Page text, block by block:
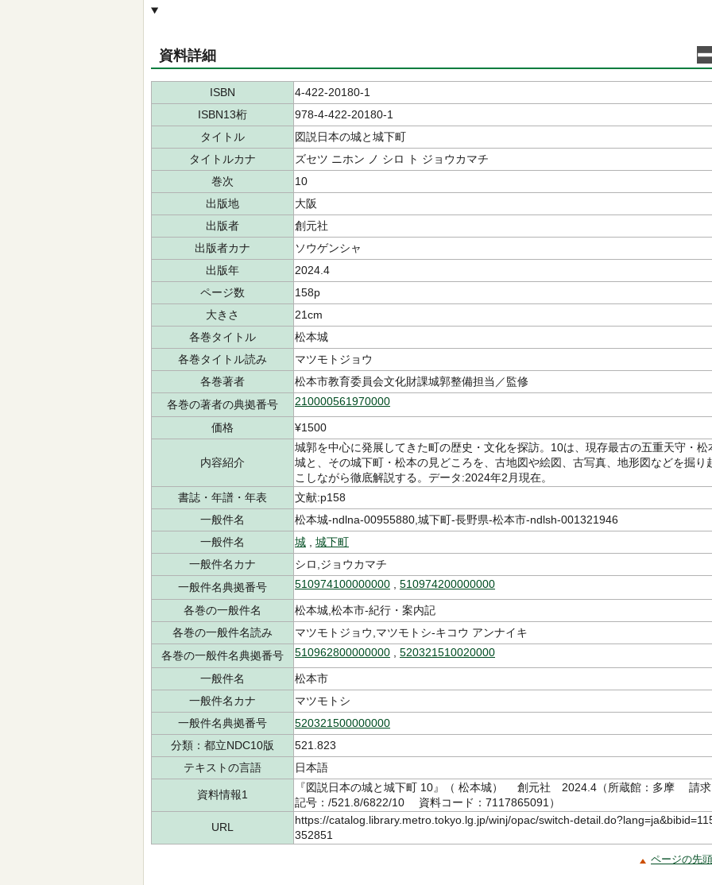
資料詳細
ISBN
4-422-20180-1
ISBN13桁
978-4-422-20180-1
タイトル
図説日本の城と城下町
タイトルカナ
ズセツ ニホン ノ シロ ト ジョウカマチ
巻次
10
出版地
大阪
出版者
創元社
出版者カナ
ソウゲンシャ
出版年
2024.4
ページ数
158p
大きさ
21cm
各巻タイトル
松本城
各巻タイトル読み
マツモトジョウ
各巻著者
松本市教育委員会文化財課城郭整備担当／監修
各巻の著者の典拠番号
210000561970000
価格 ¥1500
内容紹介
城郭を中心に発展してきた町の歴史・文化を探訪。10は、現存最古の五重天守・松
城と、その城下町・松本の見どころを、古地図や絵図、古写真、地形図などを掘り
こしながら徹底解説する。データ:2024年2月現在。
書誌・年譜・年表
文献:p158
一般件名
松本城-ndlna-00955880,城下町-長野県-松本市-ndlsh-001321946
一般件名
城
城下町
一般件名カナ
シロ,ジョウカマチ
一般件名典拠番号
510974100000000 510974200000000
各巻の一般件名
松本城,松本市-紀行・案内記
各巻の一般件名読み
マツモトジョウ,マツモトシ-キコウ アンナイキ
各巻の一般件名典拠番号
510962800000000 520321510020000
一般件名
松本市
一般件名カナ
マツモトシ
一般件名典拠番号
520321500000000
分類：都立NDC10版
521.823
テキストの言語
日本語
資料情報1
『図説日本の城と城下町 10』（ 松本城） 創元社 2024.4（所蔵館：多摩 請求
記号：/521.8/6822/10 資料コード：7117865091）
URL
https://catalog.library.metro.tokyo.lg.jp/winj/opac/switch-
352851
ページの先